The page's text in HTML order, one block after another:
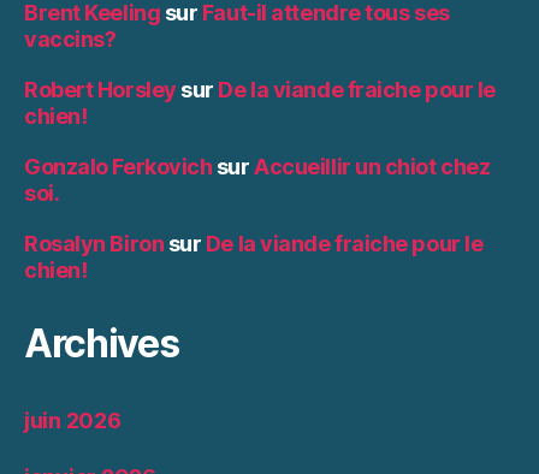
Brent Keeling sur Faut-il attendre tous ses
vaccins?
Robert Horsley sur De la viande fraiche pour le
chien!
Gonzalo Ferkovich surAccueillir un chiot chez
soi.
Rosalyn Biron sur De la viande fraiche pour le
chien!
Archives
juin 2026